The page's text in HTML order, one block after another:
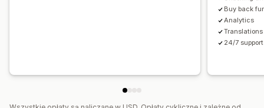
Buy back
Analytics
Translations
24/7 support